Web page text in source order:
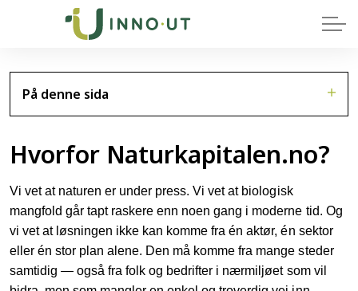
På denne sida
Hvorfor Naturkapitalen.no?
Vi vet at naturen er under press. Vi vet at biologisk
mangfold går tapt raskere enn noen gang i moderne tid. Og
vi vet at løsningen ikke kan komme fra én aktør, én sektor
eller én stor plan alene. Den må komme fra mange steder
samtidig — også fra folk og bedrifter i nærmiljøet som vil